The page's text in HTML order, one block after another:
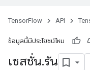
TensorFlow API
ข้อมูลนี้มีประโยชน์ไหม
เซสชั่น.รัน